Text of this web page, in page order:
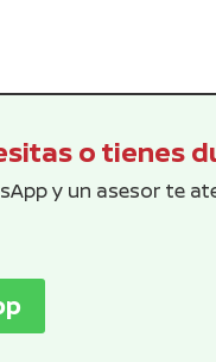
o tienes
y un asesor te